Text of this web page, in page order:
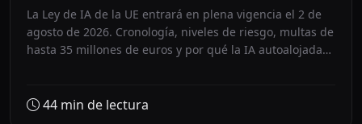
La Ley de IA de la UE entrará en plena vigencia el 2 de
agosto de 2026. Cronología, niveles de riesgo, multas de
hasta 35 millones de euros y por qué la IA autoalojada
44 min de lectura